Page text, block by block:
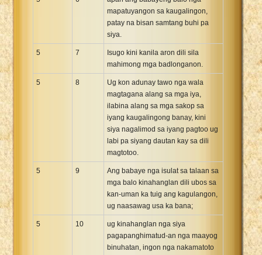
mapatuyangon sa kaugalingon,
patay na bisan samtang buhi pa
siya.
5 7
Isugo kini kanila aron dili sila
mahimong mga badlonganon.
5 8
Ug kon adunay tawo nga wala
magtagana alang sa mga iya,
ilabina alang sa mga sakop sa
iyang kaugalingong banay, kini
siya nagalimod sa iyang pagtoo ug
labi pa siyang dautan kay sa dili
magtotoo.
5 9
Ang babaye nga isulat sa talaan sa
mga balo kinahanglan dili ubos sa
kan-uman ka tuig ang kagulangon,
ug naasawag usa ka bana;
5 10
ug kinahanglan nga siya
pagapanghimatud-an nga maayog
binuhatan, ingon nga nakamatoto